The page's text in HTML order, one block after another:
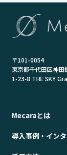
〒101-0054
東京都千代田区神田
1-23-8 THE SKY
Mecaraとは
導入事例・イン